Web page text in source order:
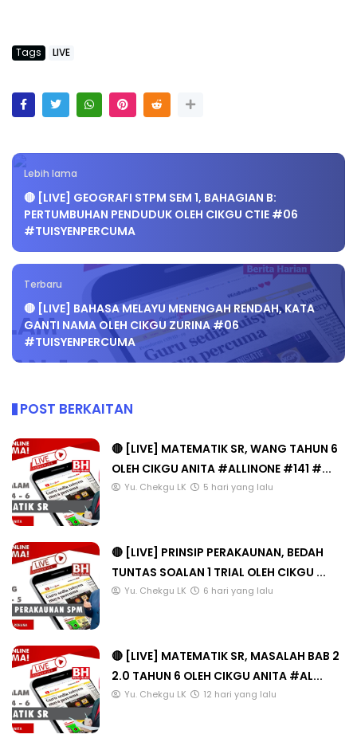
Tags LIVE
Lebih lama
🔴 [LIVE] GEOGRAFI STPM SEM 1, BAHAGIAN B:
PERTUMBUHAN PENDUDUK OLEH CIKGU CTIE #06
#TUISYENPERCUMA
Terbaru
🔴 [LIVE] BAHASA MELAYU MENENGAH RENDAH, KATA
GANTI NAMA OLEH CIKGU ZURINA #06
#TUISYENPERCUMA
POST BERKAITAN
🔴 [LIVE] MATEMATIK SR, WANG TAHUN 6
OLEH CIKGU ANITA #ALLINONE #141 #...
Yu. Chekgu LK 5 hari yang lalu
🔴 [LIVE] PRINSIP PERAKAUNAN, BEDAH
TUNTAS SOALAN 1 TRIAL OLEH CIKGU ...
Yu. Chekgu LK 6 hari yang lalu
🔴 [LIVE] MATEMATIK SR, MASALAH BAB 2
2.0 TAHUN 6 OLEH CIKGU ANITA #AL...
Yu. Chekgu LK 12 hari yang lalu